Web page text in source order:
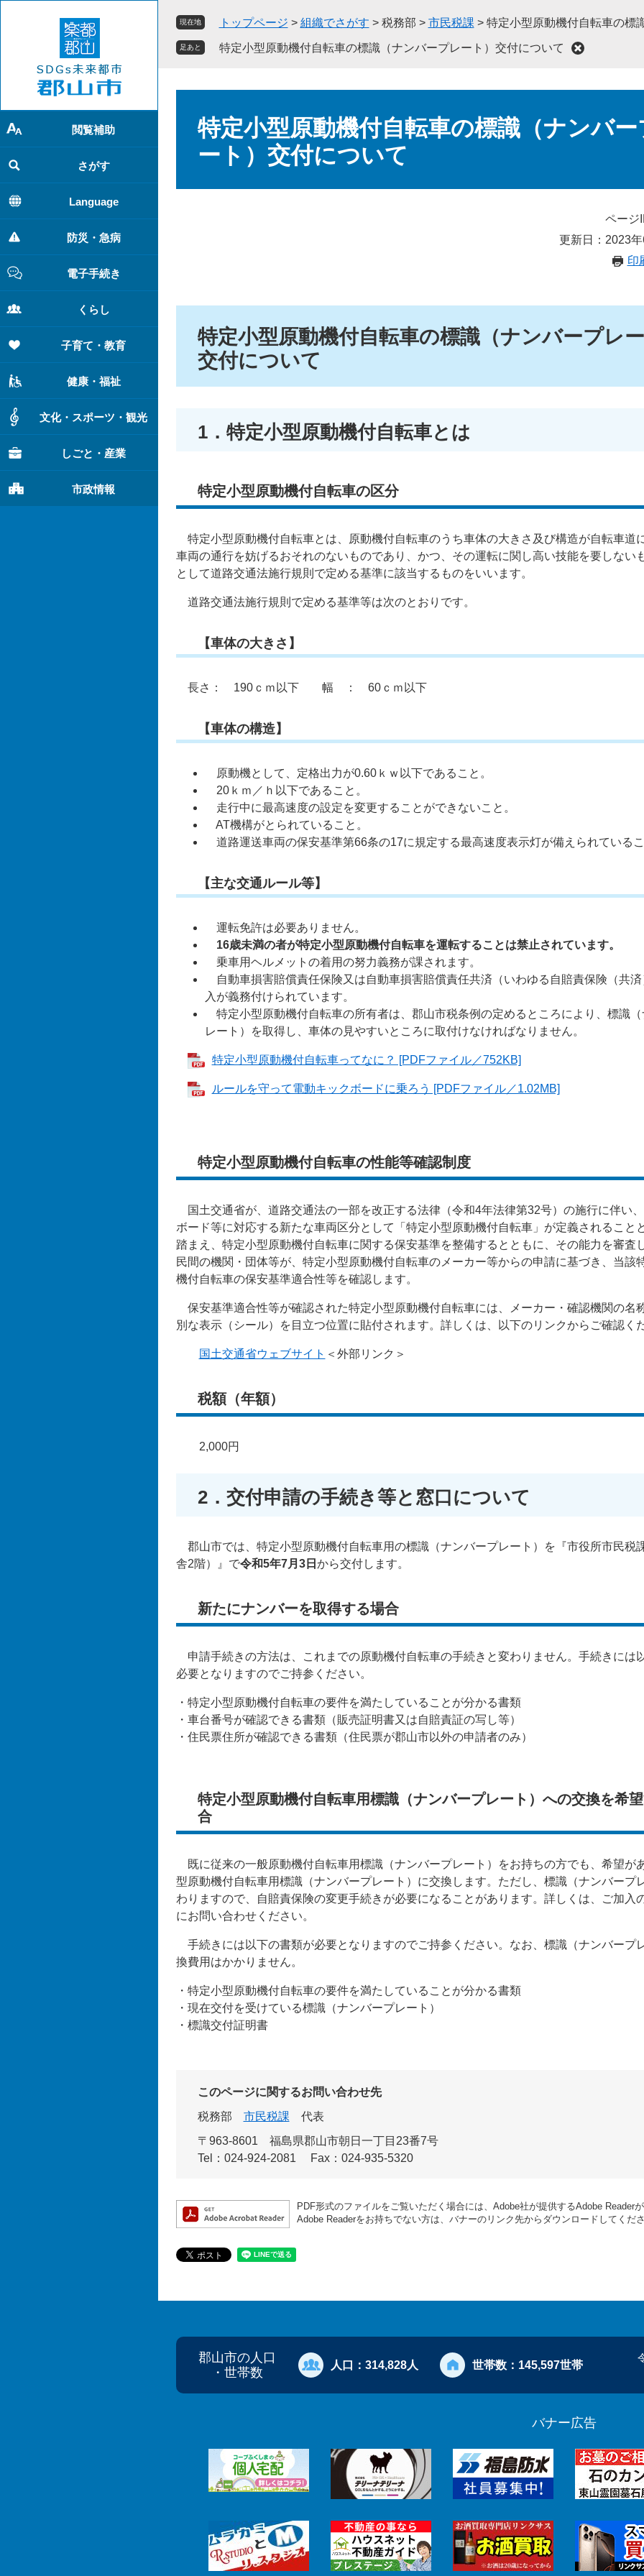
で
す
。
ば
し
て
本
文
へ
閲覧補助
さがす
Language
防災・急病
電子手続き
くらし
子育て・教育
健康・福祉
文化・スポーツ・観光
しごと・産業
市政情報
現在地 トップページ > 組織でさがす > 税務部 > 市民税課 > 特定小型原動機付自転車の標
足あと 特定小型原動機付自転車の標識（ナンバープレート）交付について
特定小型原動機付自転車の標識（ナンバー
ート）交付について
ページ
更新日：2023
印
特定小型原動機付自転車の標識（ナンバープレ
交付について
1．特定小型原動機付自転車とは
特定小型原動機付自転車の区分
特定小型原動機付自転車とは、原動機付自転車のうち車体の大きさ及び構造が自転車道
車両の通行を妨げるおそれのないものであり、かつ、その運転に関し高い技能を要しない
として道路交通法施行規則で定める基準に該当するものをいいます。
道路交通法施行規則で定める基準等は次のとおりです。
【車体の大きさ】
長さ： 190ｃｍ以下 幅 ： 60ｃｍ以下
【車体の構造】
原動機として、定格出力が0.60ｋｗ以下であること。
20ｋｍ／ｈ以下であること。
走行中に最高速度の設定を変更することができないこと。
AT機構がとられていること。
道路運送車両の保安基準第66条の17に規定する最高速度表示灯が備えられている
【主な交通ルール等】
運転免許は必要ありません。
16歳未満の者が特定小型原動機付自転車を運転することは禁止されています。
乗車用ヘルメットの着用の努力義務が課されます。
自動車損害賠償責任保険又は自動車損害賠償責任共済（いわゆる自賠責保険（共
入が義務付けられています。
特定小型原動機付自転車の所有者は、郡山市税条例の定めるところにより、標識
レート）を取得し、車体の見やすいところに取付けなければなりません。
特定小型原動機付自転車ってなに？ [PDFファイル／752KB]
ルールを守って電動キックボードに乗ろう [PDFファイル／1.02MB]
特定小型原動機付自転車の性能等確認制度
国土交通省が、道路交通法の一部を改正する法律（令和4年法律第32号）の施行に伴い
ボード等に対応する新たな車両区分として「特定小型原動機付自転車」が定義されること
踏まえ、特定小型原動機付自転車に関する保安基準を整備するとともに、その能力を審査
民間の機関・団体等が、特定小型原動機付自転車のメーカー等からの申請に基づき、当該
機付自転車の保安基準適合性等を確認します。
保安基準適合性等が確認された特定小型原動機付自転車には、メーカー・確認機関の名
別な表示（シール）を目立つ位置に貼付されます。詳しくは、以下のリンクからご確認く
国土交通省ウェブサイト ＜外部リンク＞
税額（年額）
2,000円
2．交付申請の手続き等と窓口について
郡山市では、特定小型原動機付自転車用の標識（ナンバープレート）を『市役所市民税
舎2階）』で令和5年7月3日 から交付します。
新たにナンバーを取得する場合
申請手続きの方法は、これまでの原動機付自転車の手続きと変わりません。手続きには
必要となりますのでご持参ください。
・特定小型原動機付自転車の要件を満たしていることが分かる書類
・車台番号が確認できる書類（販売証明書又は自賠責証の写し等）
・住民票住所が確認できる書類（住民票が郡山市以外の申請者のみ）
特定小型原動機付自転車用標識（ナンバープレート）への交換を希
合
既に従来の一般原動機付自転車用標識（ナンバープレート）をお持ちの方でも、希望が
型原動機付自転車用標識（ナンバープレート）に交換します。ただし、標識（ナンバープ
わりますので、自賠責保険の変更手続きが必要になることがあります。詳しくは、ご加入
にお問い合わせください。
手続きには以下の書類が必要となりますのでご持参ください。なお、標識（ナンバープ
換費用はかかりません。
・特定小型原動機付自転車の要件を満たしていることが分かる書類
・現在交付を受けている標識（ナンバープレート）
・標識交付証明書
このページに関するお問い合わせ先
税務部
市民税課
代表
〒963-8601 福島県郡山市朝日一丁目23番7号
Tel：024-924-2081
Fax：024-935-5320
PDF形式のファイルをご覧いただく場合には、Adobe社が提供するAdobe Reader
Adobe Readerをお持ちでない方は、バナーのリンク先からダウンロードしてくだ
郡山市の人口
・世帯数
人口： 314,828人 世帯数： 145,597世帯
バナー広告